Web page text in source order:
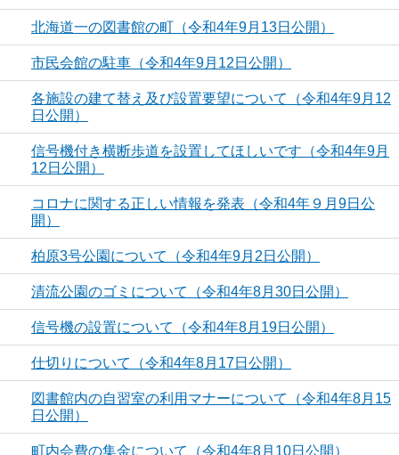
北海道一の図書館の町（令和4年9月13日公開）
市民会館の駐車（令和4年9月12日公開）
各施設の建て替え及び設置要望について（令和4年9月12
日公開）
信号機付き横断歩道を設置してほしいです（令和4年9月
12日公開）
コロナに関する正しい情報を発表（令和4年９月9日公
開）
柏原3号公園について（令和4年9月2日公開）
清流公園のゴミについて（令和4年8月30日公開）
信号機の設置について（令和4年8月19日公開）
仕切りについて（令和4年8月17日公開）
図書館内の自習室の利用マナーについて（令和4年8月15
日公開）
町内会費の集金について（令和4年8月10日公開）